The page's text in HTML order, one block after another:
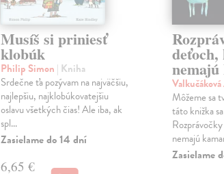
Musíš si priniesť
klobúk
Philip Simon | Kniha
Srdečne ťa pozývam na najväčšiu,
najlepšiu, najklobúkovatejšiu
oslavu všetkých čias! Ale iba, ak
spl...
Zasielame do 14 dní
6,65 €
Môžeme sa
táto knižka
nemajú
Zasielame